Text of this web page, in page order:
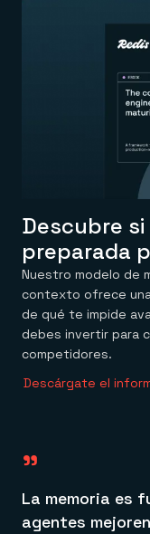
Descubre
preparada
Nuestro modelo de
contexto ofrece
de qué te impide
debes invertir para
competidores.
Descárgate el
"
La memoria es
agentes